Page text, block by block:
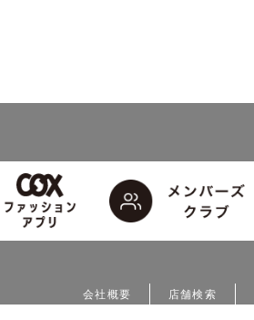
会社概要 店舗検索